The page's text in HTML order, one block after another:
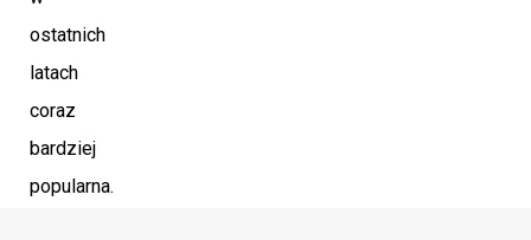
ostatnich
latach
coraz
bardziej
popularna.